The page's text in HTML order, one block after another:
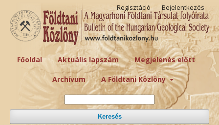
Főoldal Aktuális lapszám Megjelenés előtt
Archívum A Földtani Közlöny
Keresés
Regisztáció Bejelentkezés